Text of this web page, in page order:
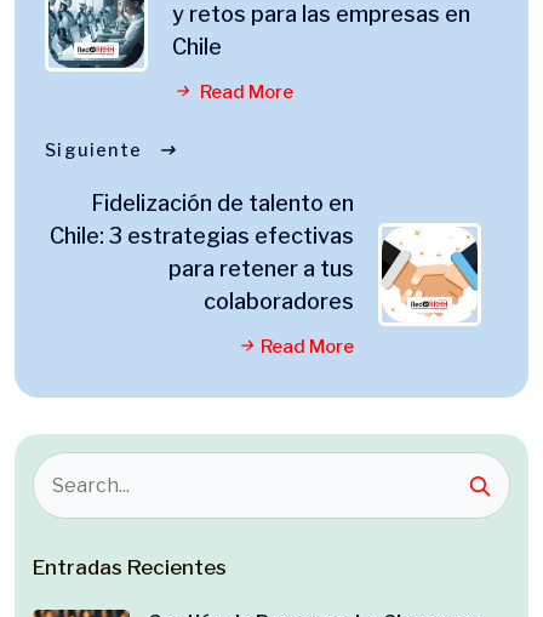
y retos para las empresas en
Chile
Read More
Siguiente
Fidelización de talento en
Chile: 3 estrategias efectivas
para retener a tus
colaboradores
Read More
Entradas Recientes